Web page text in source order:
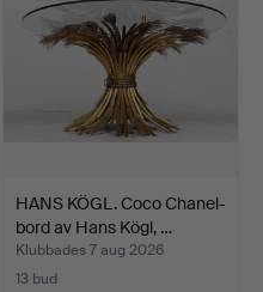
HANS KÖGL. Coco Chanel-
bord av Hans Kögl, …
Klubbades 7 aug 2026
13 bud